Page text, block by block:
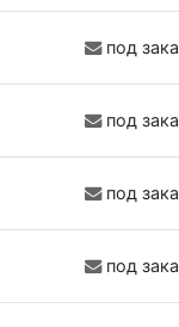
под
под
под
под